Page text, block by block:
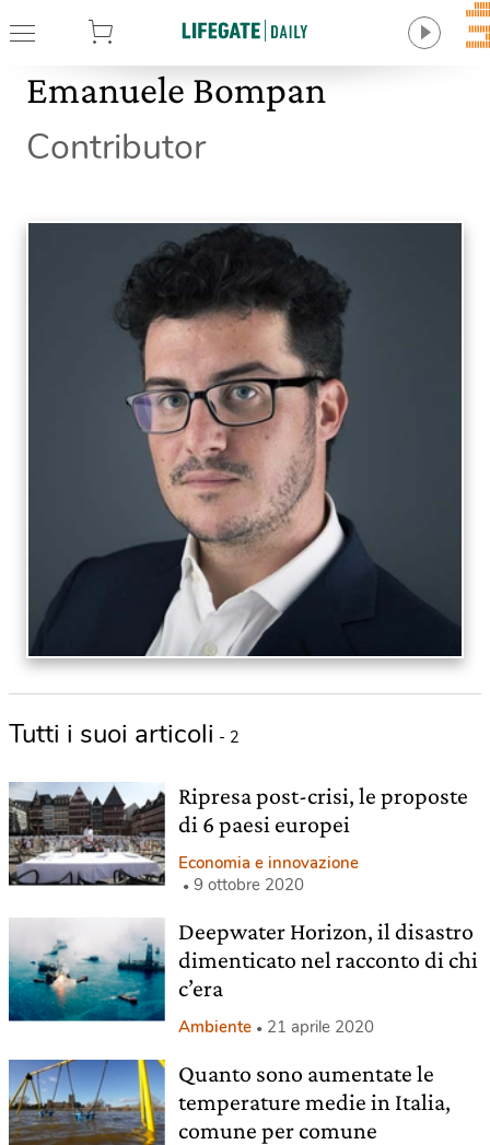
Emanuele Bompan
Contributor
Tutti i suoi articoli - 2
Ripresa post-crisi, le proposte
di 6 paesi europei
Economia e innovazione
9 ottobre 2020
Deepwater Horizon, il disastro
dimenticato nel racconto di chi
c’era
Ambiente 21 aprile 2020
Quanto sono aumentate le
temperature medie in Italia,
comune per comune